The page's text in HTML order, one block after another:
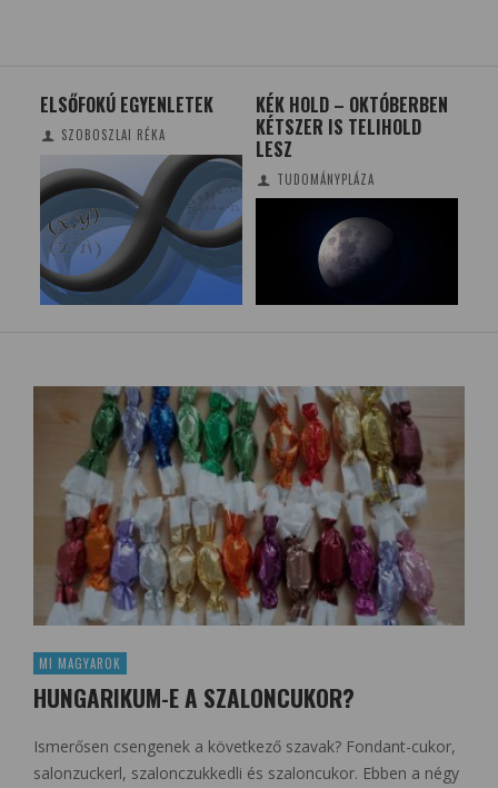
ELSŐFOKÚ EGYENLETEK
SZOBOSZLAI RÉKA
KÉK HOLD – OKTÓBERBEN
KÉTSZER IS TELIHOLD
LESZ
TUDOMÁNYPLÁZA
MI MAGYAROK
HUNGARIKUM-E A SZALONCUKOR?
Ismerősen csengenek a következő szavak? Fondant-cukor,
salonzuckerl, szalonczukkedli és szaloncukor. Ebben a négy